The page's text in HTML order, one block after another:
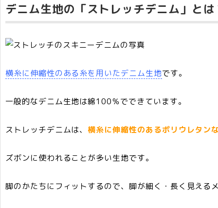
デニム生地の「ストレッチデニム」とは
横糸に伸縮性のある糸を用いたデニム生地です。
一般的なデニム生地は綿100％でできています。
ストレッチデニムは、 横糸に伸縮性のあるポリウレタン
ズボンに使われることが多い生地です。
脚のかたちにフィットするので、脚が細く・長く見える